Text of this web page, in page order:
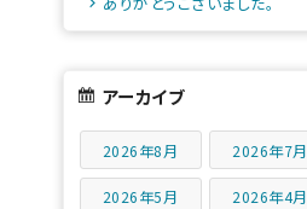
アーカイブ
2026年8月 2026年7月
2026年5月 2026年4月